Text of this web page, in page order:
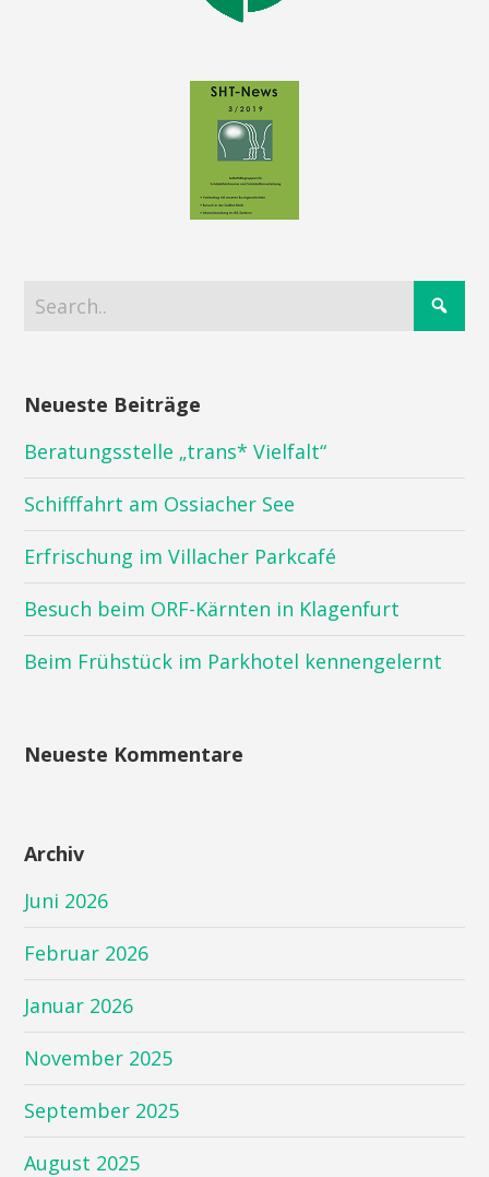
Neueste Beiträge
Beratungsstelle „trans* Vielfalt“
Schifffahrt am Ossiacher See
Erfrischung im Villacher Parkcafé
Besuch beim ORF-Kärnten in Klagenfurt
Beim Frühstück im Parkhotel kennengelernt
Neueste Kommentare
Archiv
Juni 2026
Februar 2026
Januar 2026
November 2025
September 2025
August 2025